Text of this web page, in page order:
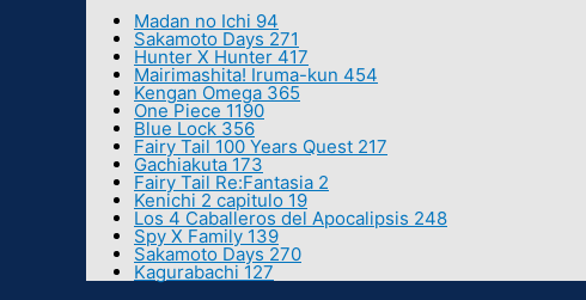
Madan no Ichi 94
Sakamoto Days 271
Hunter X Hunter 417
Mairimashita! Iruma-kun 454
Kengan Omega 365
One Piece 1190
Blue Lock 356
Fairy Tail 100 Years Quest 217
Gachiakuta 173
Fairy Tail Re:Fantasia 2
Kenichi 2 capitulo 19
Los 4 Caballeros del Apocalipsis 248
Spy X Family 139
Sakamoto Days 270
Kagurabachi 127